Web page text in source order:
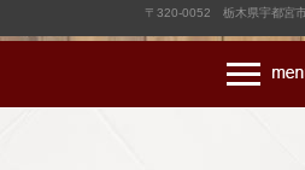
〒320-0052 栃木県宇都宮